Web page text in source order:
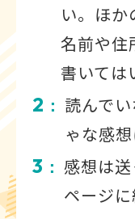
い。ほか
名前や住
書いては
2 ： 読んで
ゃな感
3 ： 感想は
ページに